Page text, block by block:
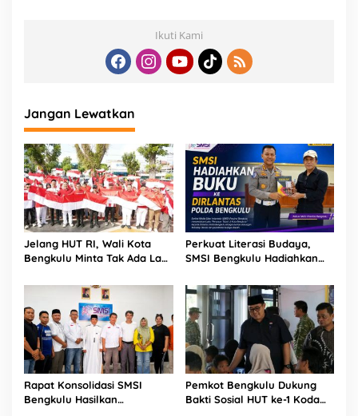
Ikuti Kami
Jangan Lewatkan
Jelang HUT RI, Wali Kota
Bengkulu Minta Tak Ada Lagi
Pemerintah
Perkuat Literasi Budaya,
SMSI Bengkulu Hadiahkan
Polda
Rapat Konsolidasi SMSI
Bengkulu Hasilkan
Pemkot Bengkulu Dukung
Bakti Sosial HUT ke-1 Kodam